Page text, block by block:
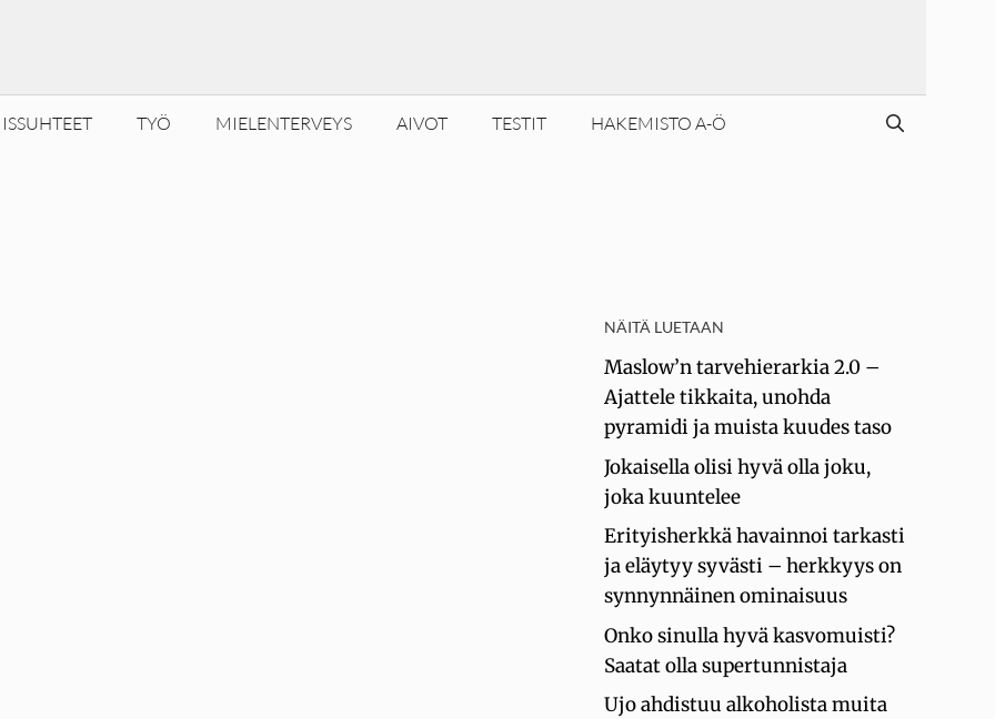
TYÖ MIELENTERVEYS AIVOT TESTIT HAKEMISTO A-Ö
NÄITÄ LUETAAN
Maslow’n tarvehierarkia 2.0 –
Ajattele tikkaita, unohda
pyramidi ja muista kuudes taso
Jokaisella olisi hyvä olla joku,
joka kuuntelee
Erityisherkkä havainnoi tarkasti
ja eläytyy syvästi – herkkyys on
synnynnäinen ominaisuus
Onko sinulla hyvä kasvomuisti?
Saatat olla supertunnistaja
Ujo ahdistuu alkoholista muita